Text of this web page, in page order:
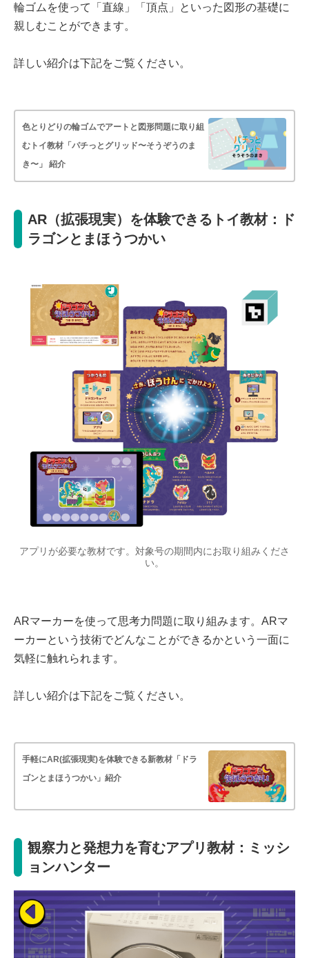
輪ゴムを使って「直線」「頂点」といった図形の基礎に
親しむことができます。
詳しい紹介は下記をご覧ください。
色とりどりの輪ゴムでアートと図形問題に取り組
むトイ教材「パチっとグリッド〜そうぞうのま
き〜」 紹介
AR（拡張現実）を体験できるトイ教材：ド
ラゴンとまほうつかい
アプリが必要な教材です。対象号の期間内にお取り組みくださ
い。
ARマーカーを使って思考力問題に取り組みます。ARマ
ーカーという技術でどんなことができるかという一面に
気軽に触れられます。
詳しい紹介は下記をご覧ください。
手軽にAR(拡張現実)を体験できる新教材「ドラ
ゴンとまほうつかい」紹介
観察力と発想力を育むアプリ教材：ミッシ
ョンハンター